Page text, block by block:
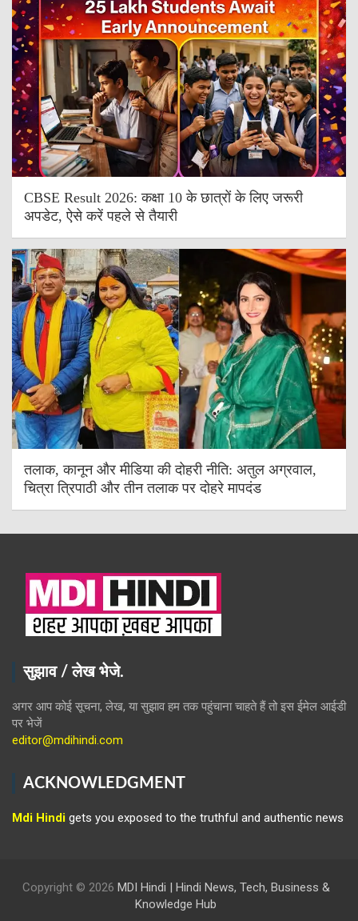
CBSE Result 2026: कक्षा 10 के छात्रों के लिए जरूरी
अपडेट, ऐसे करें पहले से तैयारी
तलाक, कानून और मीडिया की दोहरी नीति: अतुल अग्रवाल,
चित्रा त्रिपाठी और तीन तलाक पर दोहरे मापदंड
सुझाव / लेख भेजे.
अगर आप कोई सूचना, लेख, या सुझाव हम तक पहुंचाना चाहते हैं तो इस ईमेल आईडी
पर भेजें
editor@mdihindi.com
ACKNOWLEDGMENT
Mdi Hindi gets you exposed to the truthful and authentic news
Copyright © 2026 MDI Hindi | Hindi News, Tech, Business &
Knowledge Hub